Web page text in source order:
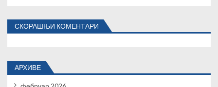
СКОРАШЊИ КОМЕНТАРИ
АРХИВЕ